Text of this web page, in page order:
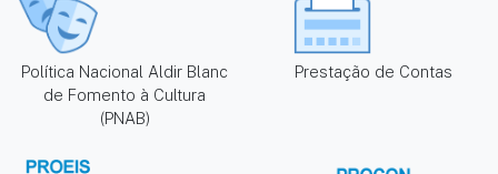
Política Nacional Aldir Blanc
de Fomento à Cultura
(PNAB)
Prestação de Contas